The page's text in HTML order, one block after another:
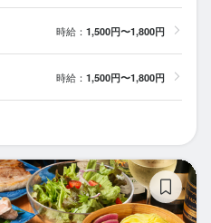
時給： 1,500円〜1,800円
時給： 1,500円〜1,800円